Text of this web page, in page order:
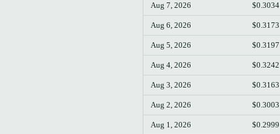
Aug 7, 2026 $0.3034
Aug 6, 2026 $0.3173
Aug 5, 2026 $0.3197
Aug 4, 2026 $0.3242
Aug 3, 2026 $0.3163
Aug 2, 2026 $0.3003
Aug 1, 2026 $0.2999